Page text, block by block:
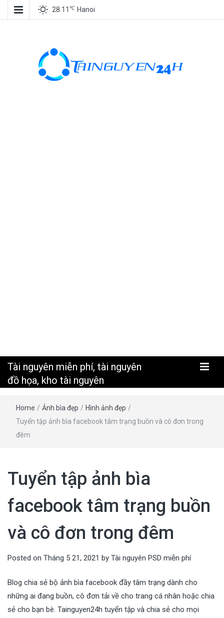
28.11 ℃ Hanoi
Tài nguyên miễn phí, tài nguyên
đồ họa, kho tài nguyên
Home / Ảnh bìa đẹp / Hình ảnh đẹp /
Tuyển tập ảnh bìa facebook tâm trạng buồn và cô đơn trong
đêm
Tuyển tập ảnh bìa
facebook tâm trạng buồn
và cô đơn trong đêm
Posted on Tháng 5 21, 2021 by Tài nguyên PSD miễn phí
Blog chia sẻ bộ ảnh bìa facebook đầy tâm trạng dành cho
những ai đang buồn, cô đơn tải về cho trang cá nhân hoặc chia
sẻ cho bạn bè. Tainguyen24h tuyển tập và chia sẻ cho mọi